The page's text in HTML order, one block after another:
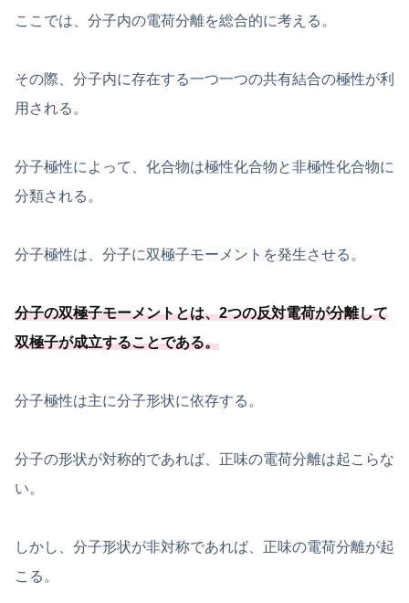
ここでは、分子内の電荷分離を総合的に考える。
その際、分子内に存在する一つ一つの共有結合の極性が利
用される。
分子極性によって、化合物は極性化合物と非極性化合物に
分類される。
分子極性は、分子に双極子モーメントを発生させる。
分子の双極子モーメントとは、2つの反対電荷が分離して
双極子が成立することである。
分子極性は主に分子形状に依存する。
分子の形状が対称的であれば、正味の電荷分離は起こらな
い。
しかし、分子形状が非対称であれば、正味の電荷分離が起
こる。